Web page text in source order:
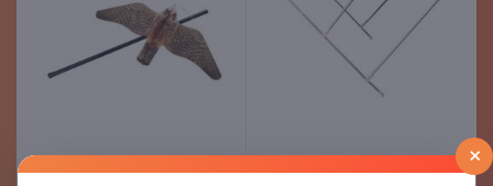
Bimini 3 arceaux - 185 x 180 x ×